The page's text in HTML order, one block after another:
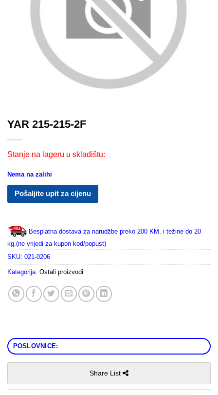
YAR 215-215-2F
Stanje na lageru u skladištu:
Nema na zalihi
Pošaljite upit za cijenu
Besplatna dostava za narudžbe preko 200 KM, i težine do 20
kg.(ne vrijedi za kupon kod/popust)
SKU: 021-0206
Kategorija: Ostali proizvodi
POSLOVNICE:
Share List